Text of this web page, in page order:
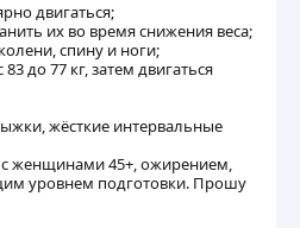
двигаться;
их во время снижения веса;
спину и ноги;
до 77 кг, затем двигаться
жёсткие интервальные
женщинами 45+, ожирением,
уровнем подготовки. Прошу